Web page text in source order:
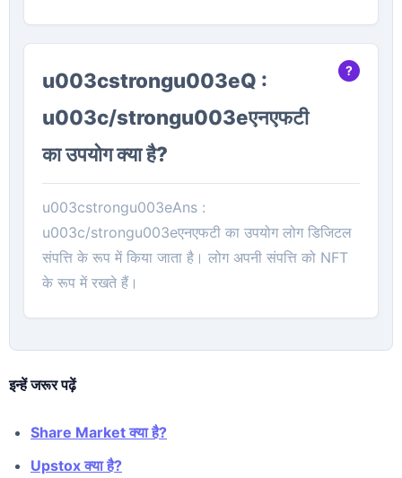
u003cstrongu003eQ :
u003c/strongu003eएनएफटी
का उपयोग क्या है?
u003cstrongu003eAns :
u003c/strongu003eएनएफटी का उपयोग लोग डिजिटल
संपत्ति के रूप में किया जाता है। लोग अपनी संपत्ति को NFT
के रूप में रखते हैं।
इन्हें जरूर पढ़ें
Share Market क्या है?
Upstox क्या है?